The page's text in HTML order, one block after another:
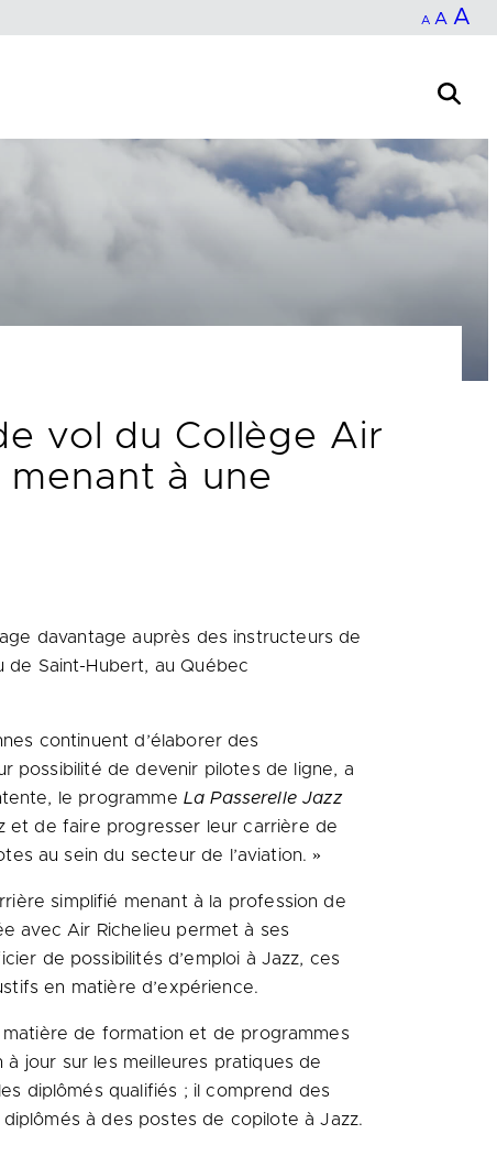
A Decrease
size.
A Reset
size.
A
vol du Collège Air
menant à une
davantage auprès des instructeurs de
de Saint-Hubert, au Québec
continuent d’élaborer des
possibilité de devenir pilotes de ligne, a
le programme La Passerelle Jazz
et de faire progresser leur carrière de
au sein du secteur de l’aviation. »
simplifié menant à la profession de
avec Air Richelieu permet à ses
de possibilités d’emploi à Jazz, ces
en matière d’expérience.
matière de formation et de programmes
jour sur les meilleures pratiques de
diplômés qualifiés ; il comprend des
à des postes de copilote à Jazz.